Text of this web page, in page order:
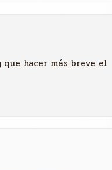
hacer más breve el